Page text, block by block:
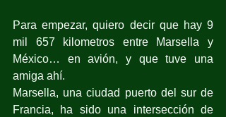
Para empezar, quiero decir que hay 9
mil 657 kilometros entre Marsella y
México… en avión, y que tuve una
amiga ahí.
Marsella, una ciudad puerto del sur de
Francia, ha sido una intersección de